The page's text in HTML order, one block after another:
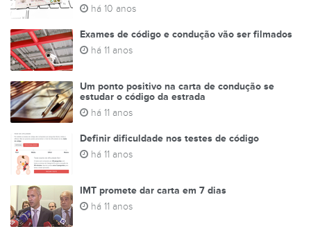
há 10 anos
Exames de código e condução vão ser filmados
há 11 anos
Um ponto positivo na carta de condução se
estudar o código da estrada
há 11 anos
Definir dificuldade nos testes de código
há 11 anos
IMT promete dar carta em 7 dias
há 11 anos